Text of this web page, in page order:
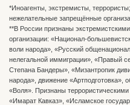
*Иноагенты, экстремисты,
нежелательные запрещённые
**В России признаны
организации: «Национал-
воли народа», «Русский
нелегальной иммиграции», «Правый
Степана Бандеры», «Мизантропик
народа», движение «Артподготовка»,
«Воля». Признаны
«Имарат Кавказ», «Исламское